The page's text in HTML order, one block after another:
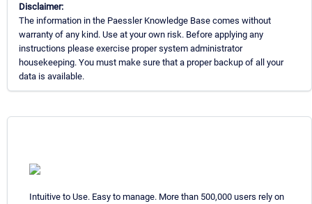
Disclaimer:
The information in the Paessler Knowledge Base comes without
warranty of any kind. Use at your own risk. Before applying any
instructions please exercise proper system administrator
housekeeping. You must make sure that a proper backup of all your
data is available.
Intuitive to Use. Easy to manage. More than 500,000 users rely on